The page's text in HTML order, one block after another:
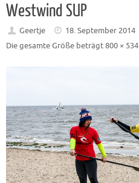
Westwind SUP
Geertje
18. September 2014
Die gesamte Größe beträgt800 × 534